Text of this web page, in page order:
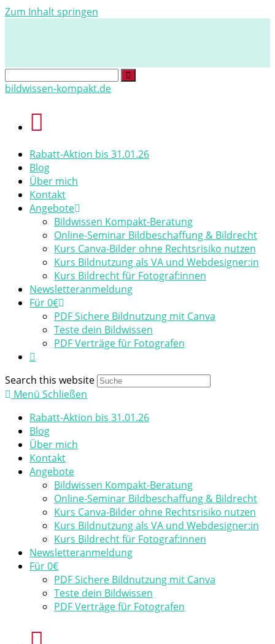
Zum Inhalt springen
bildwissen-kompakt.de
Rabatt-Aktion bis 31.01.26
Blog
Über mich
Kontakt
Angebote
Bildwissen Kompakt-Beratung​
Online-Seminar Bildbeschaffung & Bildrecht
Kurs Canva-Bilder ohne Rechtsrisiko nutzen
Kurs Bildnutzung als VA und Webdesigner:in
Kurs Bildrecht für Fotograf:innen
Newsletteranmeldung
Für 0€
PDF Sichere Bildnutzung mit Canva
Teste dein Bildwissen
PDF Verträge für Fotografen
Search this website
Menü Schließen
Rabatt-Aktion bis 31.01.26
Blog
Über mich
Kontakt
Angebote
Bildwissen Kompakt-Beratung​
Online-Seminar Bildbeschaffung & Bildrecht
Kurs Canva-Bilder ohne Rechtsrisiko nutzen
Kurs Bildnutzung als VA und Webdesigner:in
Kurs Bildrecht für Fotograf:innen
Newsletteranmeldung
Für 0€
PDF Sichere Bildnutzung mit Canva
Teste dein Bildwissen
PDF Verträge für Fotografen